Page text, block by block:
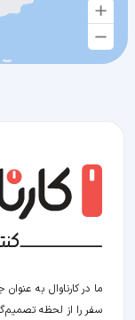
ما در کارناوال به
سفر را از لحظه‌